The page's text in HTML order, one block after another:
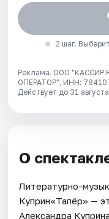
2 шаг.
Реклама. ООО
ОПЕРАТОР", ИНН:
Действует до 31
О
Литературно-
Куприн«Тапёр» —
Александра